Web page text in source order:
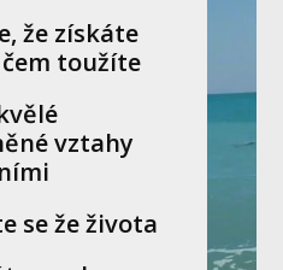
že získáte
toužíte
vztahy
se že života